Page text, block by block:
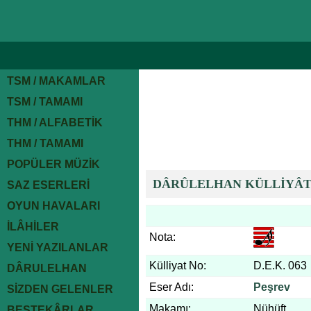
TSM / MAKAMLAR
TSM / TAMAMI
THM / ALFABETİK
THM / TAMAMI
POPÜLER MÜZİK
SAZ ESERLERİ
OYUN HAVALARI
İLÂHİLER
YENİ YAZILANLAR
DÂRULELHAN
SİZDEN GELENLER
DÂRÛLELHAN
Nota:
Külliyat No:
D.E.K. 063
Eser Adı:
Peşrev
Makamı:
Nühüft